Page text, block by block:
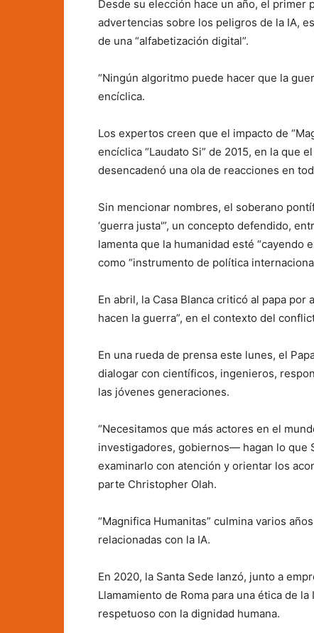
Desde su elección hace un año, el primer
advertencias sobre los peligros de la IA,
de una “alfabetización digital”.
“Ningún algoritmo puede hacer que la
encíclica.
Los expertos creen que el impacto de
encíclica “Laudato Si” de 2015, en la que
desencadenó una ola de reacciones en
Sin mencionar nombres, el soberano
‘guerra justa'”, un concepto defendido,
lamenta que la humanidad esté “cayendo
como “instrumento de política
En abril, la Casa Blanca criticó al papa
hacen la guerra”, en el contexto del
En una rueda de prensa este lunes, el
dialogar con científicos, ingenieros,
las jóvenes generaciones.
“Necesitamos que más actores en el
investigadores, gobiernos— hagan lo que
examinarlo con atención y orientar los
parte Christopher Olah.
“Magnifica Humanitas” culmina varios
relacionadas con la IA.
En 2020, la Santa Sede lanzó, junto a
Llamamiento de Roma para una ética de
respetuoso con la dignidad humana.